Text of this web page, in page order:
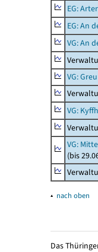
EG:
EG: An
VG: An
VG:
VG:
VG:
(bis
▴ nach oben
Das